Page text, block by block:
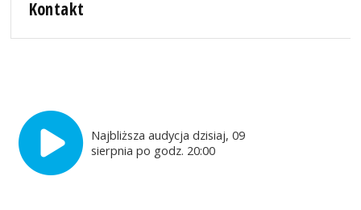
Kontakt
Najbliższa audycja dzisiaj, 09
sierpnia po godz. 20:00